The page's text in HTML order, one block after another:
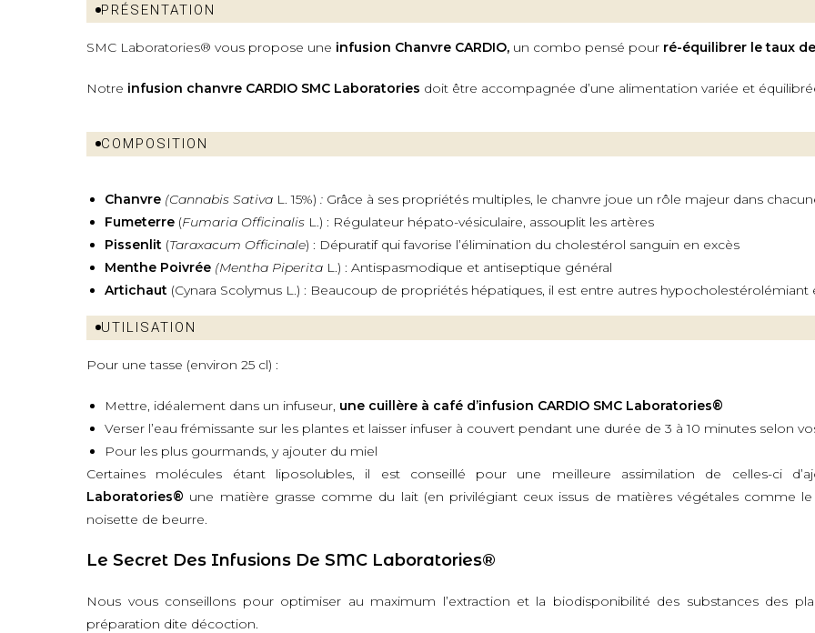
PRÉSENTATION
SMC Laboratories® vous propose une infusion Chanvre CARDIO, un combo pensé pour ré-équilibrer le taux
Notre infusion chanvre CARDIO SMC Laboratories doit être accompagnée d’une alimentation variée et
COMPOSITION
Chanvre (Cannabis Sativa L. 15%) : Grâce à ses propriétés multiples, le chanvre joue un rôle majeur dans
Fumeterre (Fumaria Officinalis L.) : Régulateur hépato-vésiculaire, assouplit les artères
Pissenlit (Taraxacum Officinale) : Dépuratif qui favorise l’élimination du cholestérol sanguin en excès
Menthe Poivrée (Mentha Piperita L.) : Antispasmodique et antiseptique général
Artichaut (Cynara Scolymus L.) : Beaucoup de propriétés hépatiques, il est entre autres hypocholestérolémiant
UTILISATION
Pour une tasse (environ 25 cl) :
Mettre, idéalement dans un infuseur, une cuillère à café d’infusion CARDIO SMC Laboratories®
Verser l’eau frémissante sur les plantes et laisser infuser à couvert pendant une durée de 3 à 10 minutes selon
Pour les plus gourmands, y ajouter du miel
Certaines molécules étant liposolubles, il est conseillé pour une meilleure assimilation de celles-ci
Laboratories® une matière grasse comme du lait (en privilégiant ceux issus de matières végétales comme le
noisette de beurre.
Le Secret Des Infusions De SMC Laboratories®
Nous vous conseillons pour optimiser au maximum l’extraction et la biodisponibilité des substances des
préparation dite décoction.